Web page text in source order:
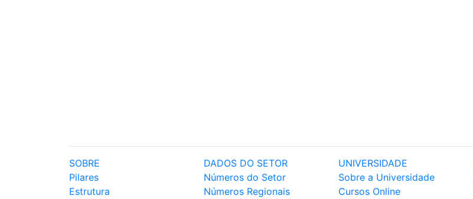
SOBRE
Pilares
Estrutura
DADOS DO SETOR
Números do Setor
Números Regionais
UNIVERSIDADE
Sobre a Universidade
Cursos Online